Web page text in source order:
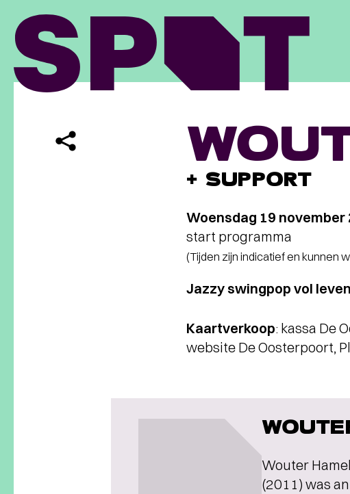
+ SUPPORT
Woensdag 19 november
start programma
(Tijden zijn indicatief en kunnen
Jazzy swingpop vol
Kaartverkoop: kassa De
website De Oosterpoort,
Wouter
(2011) was